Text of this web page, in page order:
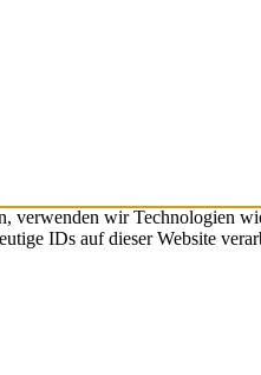
verwenden wir Technologien
IDs auf dieser Website